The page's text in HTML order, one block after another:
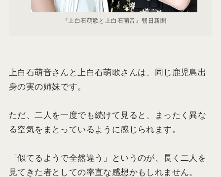
『上白石萌歌と上白石萌音』朝日新聞
上白石萌音さんと上白石萌歌さんは、同じ鹿児島出
身の実の姉妹です。
ただ、二人を一度でも続けて見ると、まったく異な
る空気をまとっているように感じられます。
「似てるようで全然違う」というのが、長く二人を
見てきた者としての率直な感想かもしれません。